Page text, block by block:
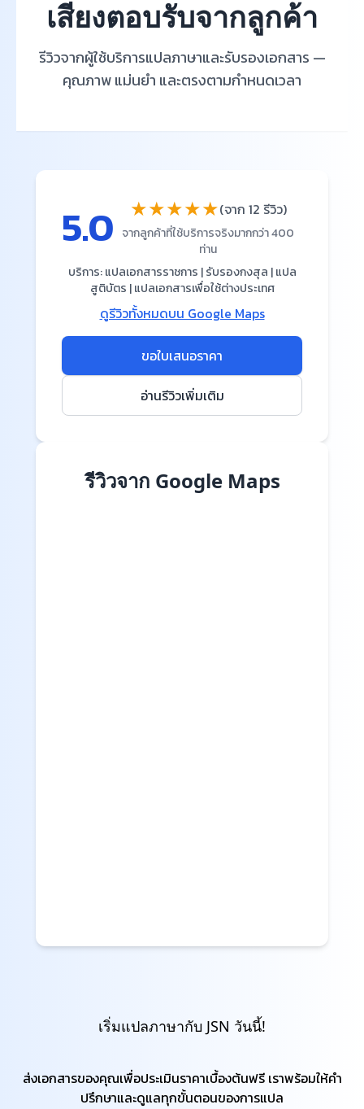
เสียงตอบรับจากลูกค้า
รีวิวจากผู้ใช้บริการแปลภาษาและรับรองเอกสาร —
คุณภาพ แม่นยำ และตรงตามกำหนดเวลา
5.0 ★★★★★(จาก 12 รีวิว)
จากลูกค้าที่ใช้บริการจริงมากกว่า 400
ท่าน
บริการ: แปลเอกสารราชการ | รับรองกงสุล | แปล
สูติบัตร | แปลเอกสารเพื่อใช้ต่างประเทศ
ดูรีวิวทั้งหมดบน Google Maps
ขอใบเสนอราคา
อ่านรีวิวเพิ่มเติม
รีวิวจาก Google Maps
เริ่มแปลภาษากับ JSN วันนี้!
ส่งเอกสารของคุณเพื่อประเมินราคาเบื้องต้นฟรี เราพร้อมให้คำ
ปรึกษาและดูแลทุกขั้นตอนของการแปล